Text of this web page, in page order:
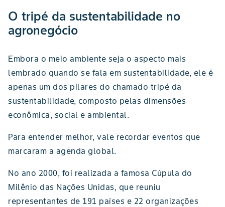
O tripé da sustentabilidade no
agronegócio
Embora o meio ambiente seja o aspecto mais
lembrado quando se fala em sustentabilidade, ele é
apenas um dos pilares do chamado tripé da
sustentabilidade, composto pelas dimensões
econômica, social e ambiental.
Para entender melhor, vale recordar eventos que
marcaram a agenda global.
No ano 2000, foi realizada a famosa Cúpula do
Milênio das Nações Unidas, que reuniu
representantes de 191 países e 22 organizações